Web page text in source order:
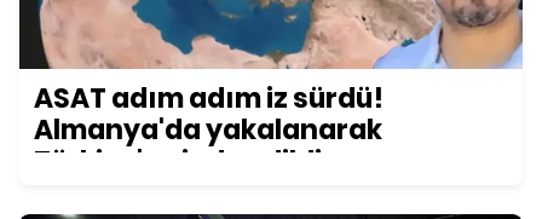
ASAT adım adım iz sürdü!
Almanya'da yakalanarak
Türkiye'ye iade edildi